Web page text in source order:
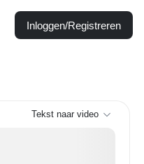
Inloggen/Registreren
Tekst naar video